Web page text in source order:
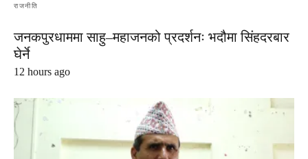
राजनीति
जनकपुरधाममा साहु–महाजनको प्रदर्शनः भदौमा सिंहदरबार
घेर्ने
12 hours ago